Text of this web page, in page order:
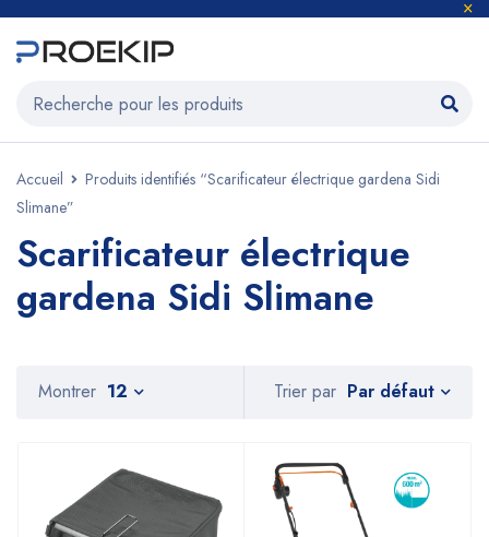
Accueil
Produits identifiés “Scarificateur électrique gardena Sidi
Slimane”
Scarificateur électrique
gardena Sidi Slimane
Trier par Par défaut
Montrer 12